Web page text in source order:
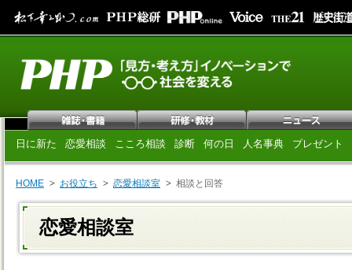
日に新た 恋愛相談 こころ相談 診断 何の日 人名事典 プレゼント
HOME お役立ち 恋愛相談室 相談と回答
恋愛相談室